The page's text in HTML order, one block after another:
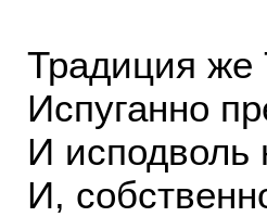
Традиция же
Испуганно
И исподволь
И,